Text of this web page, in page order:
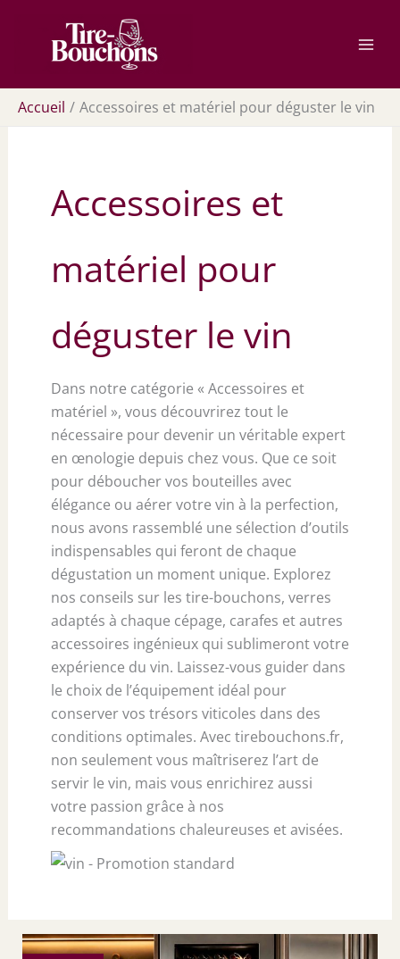
contenu
Accueil Accessoires et matériel pour déguster le vin
Accessoires et
matériel pour
déguster le vin
Dans notre catégorie « Accessoires et
matériel », vous découvrirez tout le
nécessaire pour devenir un véritable expert
en œnologie depuis chez vous. Que ce soit
pour déboucher vos bouteilles avec
élégance ou aérer votre vin à la perfection,
nous avons rassemblé une sélection d’outils
indispensables qui feront de chaque
dégustation un moment unique. Explorez
nos conseils sur les tire-bouchons, verres
adaptés à chaque cépage, carafes et autres
accessoires ingénieux qui sublimeront votre
expérience du vin. Laissez-vous guider dans
le choix de l’équipement idéal pour
conserver vos trésors viticoles dans des
conditions optimales. Avec tirebouchons.fr,
non seulement vous maîtriserez l’art de
servir le vin, mais vous enrichirez aussi
votre passion grâce à nos
recommandations chaleureuses et avisées.